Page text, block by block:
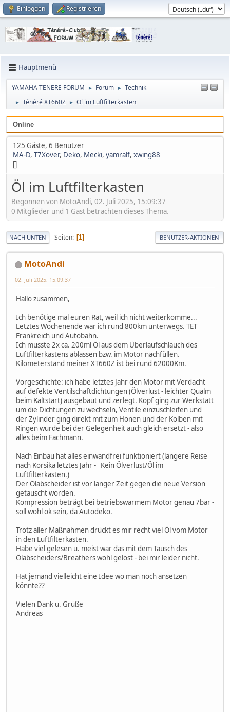
Einloggen Registrieren
Hauptmenü
YAMAHA TENERE FORUM ► Forum ► Technik
► Ténéré XT660Z ► Öl im Luftfilterkasten
Online
125 Gäste, 6 Benutzer
MA-D, T7Xover, Deko, Mecki, yamralf, xwing88
[]
Öl im Luftfilterkasten
Begonnen von MotoAndi, 02. Juli 2025, 15:09:37
0 Mitglieder und 1 Gast betrachten dieses Thema.
NACH UNTEN Seiten 1 BENUTZER-AKTIONEN
MotoAndi
02. Juli 2025, 15:09:37
Hallo zusammen,
Ich benötige mal euren Rat, weil ich nicht weiterkomme...
Letztes Wochenende war ich rund 800km unterwegs. TET
Frankreich und Autobahn.
Ich musste 2x ca. 200ml Öl aus dem Überlaufschlauch des
Luftfilterkastens ablassen bzw. im Motor nachfüllen.
Kilometerstand meiner XT660Z ist bei rund 62000Km.
Vorgeschichte: ich habe letztes Jahr den Motor mit Verdacht
auf defekte Ventilschaftdichtungen (Ölverlust - leichter Qualm
beim Kaltstart) ausgebaut und zerlegt. Kopf ging zur Werkstatt
um die Dichtungen zu wechseln, Ventile einzuschleifen und
der Zylinder ging direkt mit zum Honen und der Kolben mit
Ringen wurde bei der Gelegenheit auch gleich ersetzt - also
alles beim Fachmann.
Nach Einbau hat alles einwandfrei funktioniert (längere Reise
nach Korsika letztes Jahr - Kein Ölverlust/Öl im
Luftfilterkasten.)
Der Ölabscheider ist vor langer Zeit gegen die neue Version
getauscht worden.
Kompression beträgt bei betriebswarmem Motor genau 7bar -
soll wohl ok sein, da Autodeko.
Trotz aller Maßnahmen drückt es mir recht viel Öl vom Motor
in den Luftfilterkasten.
Habe viel gelesen u. meist war das mit dem Tausch des
Ölabscheiders/Breathers wohl gelöst - bei mir leider nicht.
Hat jemand vielleicht eine Idee wo man noch ansetzen
könnte??
Vielen Dank u. Grüße
Andreas